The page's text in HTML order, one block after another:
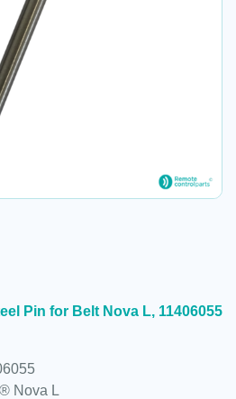
Pin for Belt Nova L, 11406055
Nova L